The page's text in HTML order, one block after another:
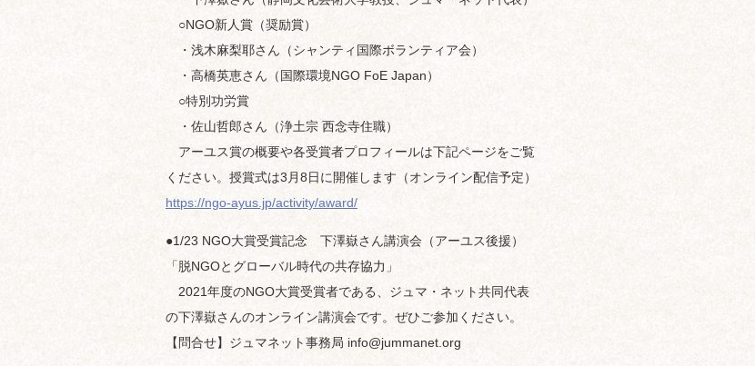
○NGO新人賞（奨励賞）
・浅木麻梨耶さん（シャンティ国際ボランティア会）
・高橋英恵さん（国際環境NGO FoE Japan）
○特別功労賞
・佐山哲郎さん（浄土宗 西念寺住職）
アーユス賞の概要や各受賞者プロフィールは下記ページをご覧
ください。授賞式は3月8日に開催します（オンライン配信予定）
https://ngo-ayus.jp/activity/award/
●1/23 NGO大賞受賞記念 下澤嶽さん講演会（アーユス後援）
「脱NGOとグローバル時代の共存協力」
2021年度のNGO大賞受賞者である、ジュマ・ネット共同代表
の下澤嶽さんのオンライン講演会です。ぜひご参加ください。
【問合せ】ジュマネット事務局 info@jummanet.org